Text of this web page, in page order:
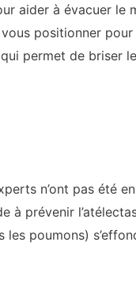
aider à évacuer le
positionner
permet de briser
n’ont pas été
à prévenir
les poumons)